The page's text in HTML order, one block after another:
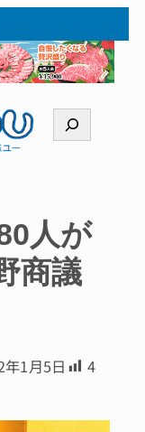
索
人が
商議
年1月5日 4